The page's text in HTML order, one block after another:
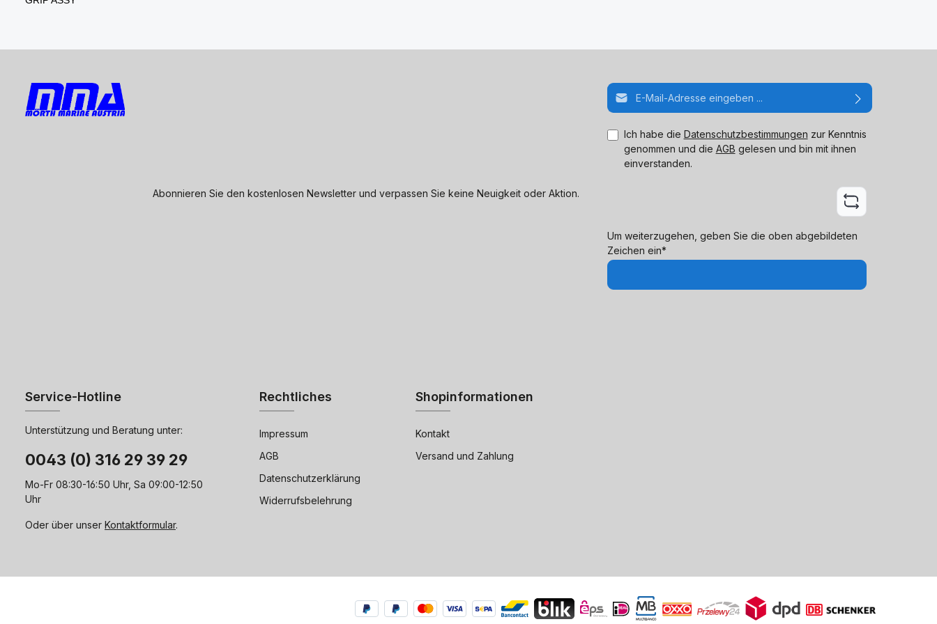
Abonnieren Sie den kostenlosen Newsletter und verpassen Sie keine Neuigkeit oder Aktion.
E-Mail-Adresse*
Ich habe die Datenschutzbestimmungen zur Kenntnis
genommen und die AGB gelesen und bin mit ihnen
einverstanden.
Um weiterzugehen, geben Sie die oben abgebildeten
Zeichen ein*
Service-Hotline
Unterstützung und Beratung unter:
0043 (0) 316 29 39 29
Mo-Fr 08:30-16:50 Uhr, Sa 09:00-12:50
Uhr
Oder über unser Kontaktformular.
Rechtliches
Impressum
AGB
Datenschutzerklärung
Widerrufsbelehrung
Shopinformationen
Kontakt
Versand und Zahlung